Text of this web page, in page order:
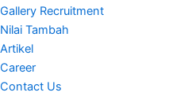
Gallery Recruitment
Nilai Tambah
Artikel
Career
Contact Us